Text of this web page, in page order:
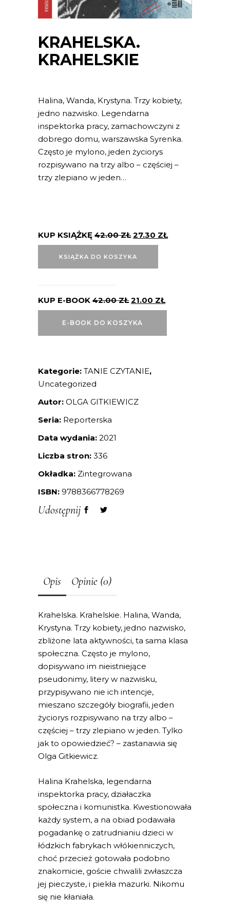
KRAHELSKA.
KRAHELSKIE
Halina, Wanda, Krystyna. Trzy kobiety,
jedno nazwisko. Legendarna
inspektorka pracy, zamachowczyni z
dobrego domu, warszawska Syrenka.
Często je mylono, jeden życiorys
rozpisywano na trzy albo – częściej –
trzy zlepiano w jeden…
KUP KSIĄŻKĘ 42.00ZŁ 27.30 ZŁ
KSIĄŻKA DO KOSZYKA
KUP E-BOOK 42.00ZŁ 21.00 ZŁ
E-BOOK DO KOSZYKA
Kategorie: TANIE CZYTANIE,
Uncategorized
Autor: OLGA GITKIEWICZ
Seria: Reporterska
Data wydania: 2021
Liczba stron: 336
Okładka: Zintegrowana
ISBN: 9788366778269
Udostępnij
Opis Opinie (0)
Krahelska. Krahelskie. Halina, Wanda,
Krystyna. Trzy kobiety, jedno nazwisko,
zbliżone lata aktywności, ta sama klasa
społeczna. Często je mylono,
dopisywano im nieistniejące
pseudonimy, litery w nazwisku,
przypisywano nie ich intencje,
mieszano szczegóły biografii, jeden
życiorys rozpisywano na trzy albo –
częściej – trzy zlepiano w jeden. Tylko
jak to opowiedzieć? – zastanawia się
Olga Gitkiewicz.
Halina Krahelska, legendarna
inspektorka pracy, działaczka
społeczna i komunistka. Kwestionowała
każdy system, a na obiad podawała
pogadankę o zatrudnianiu dzieci w
łódzkich fabrykach włókienniczych,
choć przecież gotowała podobno
znakomicie, goście chwalili zwłaszcza
jej pieczyste, i piekła mazurki. Nikomu
się nie kłaniała.